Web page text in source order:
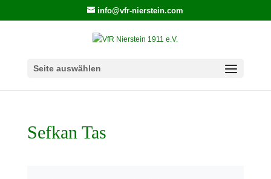
info@vfr-nierstein.com
Seite auswählen
Sefkan Tas